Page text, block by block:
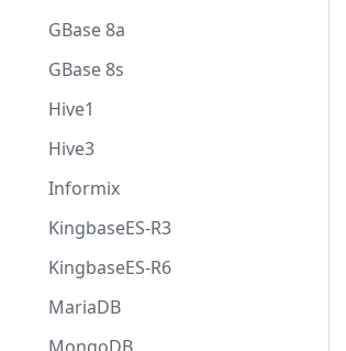
GBase 8a
GBase 8s
Hive1
Hive3
Informix
KingbaseES-R3
KingbaseES-R6
MariaDB